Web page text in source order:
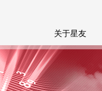
关于星友